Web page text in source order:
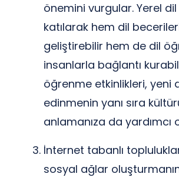
önemini vurgular. Yerel dil
katılarak hem dil
geliştirebilir hem de dil
insanlarla bağlantı
öğrenme etkinlikleri, yeni
edinmenin yanı sıra
anlamanıza da yardımcı
İnternet tabanlı
sosyal ağlar